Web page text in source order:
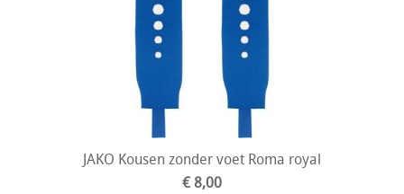
JAKO Kousen zonder voet Roma royal
€ 8,00